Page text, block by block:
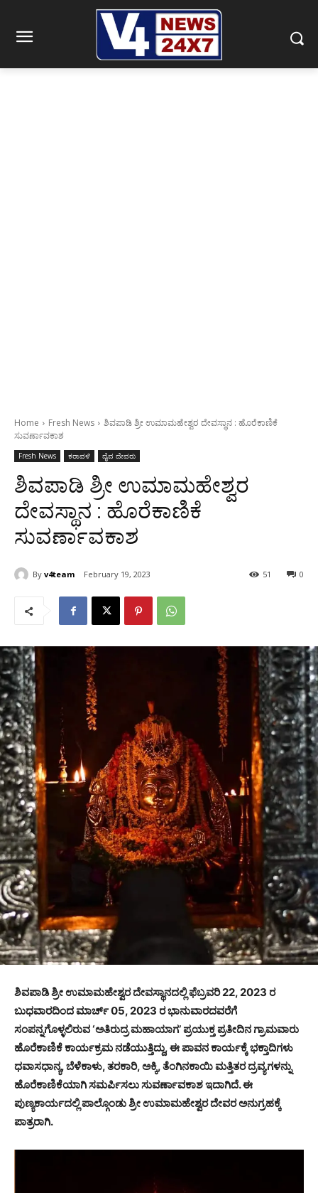
Home Fresh News
ಶಿವಪಾಡಿ ಶ್ರೀ ಉಮಾಮಹೇಶ್ವರ ದೇವಸ್ಥಾನ : ಹೊರೆಕಾಣಿಕೆ
ಸುವರ್ಣಾವಕಾಶ
Fresh News ಕರಾವಳಿ ದೈವ ದೇವರು
ಶಿವಪಾಡಿ ಶ್ರೀ ಉಮಾಮಹೇಶ್ವರ
ದೇವಸ್ಥಾನ : ಹೊರೆಕಾಣಿಕೆ
ಸುವರ್ಣಾವಕಾಶ
By v4team February 19, 2023 0
51
ಶಿವಪಾಡಿ ಶ್ರೀ ಉಮಾಮಹೇಶ್ವರ ದೇವಸ್ಥಾನದಲ್ಲಿ ಫೆಬ್ರವರಿ 22, 2023 ರ
ಬುಧವಾರದಿಂದ ಮಾರ್ಚ್ 05, 2023 ರ ಭಾನುವಾರದವರೆಗೆ
ಸಂಪನ್ನಗೊಳ್ಳಲಿರುವ ‘ಅತಿರುದ್ರ ಮಹಾಯಾಗ’ ಪ್ರಯುಕ್ತ ಪ್ರತೀದಿನ ಗ್ರಾಮವಾರು
ಹೊರೆಕಾಣಿಕೆ ಕಾರ್ಯಕ್ರಮ ನಡೆಯುತ್ತಿದ್ದು, ಈ ಪಾವನ ಕಾರ್ಯಕ್ಕೆ ಭಕ್ತಾದಿಗಳು
ಧವಾಸಧಾನ್ಯ, ಬೆಳೆಕಾಳು, ತರಕಾರಿ, ಅಕ್ಕಿ, ತೆಂಗಿನಕಾಯಿ ಮತ್ತಿತರ ದ್ರವ್ಯಗಳನ್ನು
ಹೊರೆಕಾಣಿಕೆಯಾಗಿ ಸಮರ್ಪಿಸಲು ಸುವರ್ಣಾವಕಾಶ ಇದಾಗಿದೆ. ಈ
ಪುಣ್ಯಕಾರ್ಯದಲ್ಲಿ ಪಾಲ್ಗೊಂಡು ಶ್ರೀ ಉಮಾಮಹೇಶ್ವರ ದೇವರ ಅನುಗ್ರಹಕ್ಕೆ
ಪಾತ್ರರಾಗಿ.